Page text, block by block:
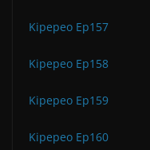
Kipepeo Ep157
Kipepeo Ep158
Kipepeo Ep159
Kipepeo Ep160